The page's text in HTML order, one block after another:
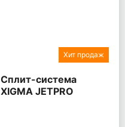
Хит продаж
Сплит-система
XIGMA JETPRO